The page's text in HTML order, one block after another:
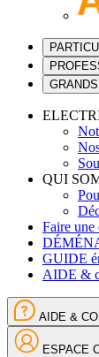
QUI
Faire une
GUIDE
AIDE &
AIDE &
ESPACE